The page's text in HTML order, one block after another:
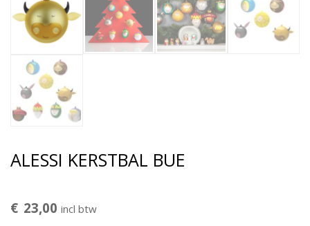
ALESSI KERSTBAL BUE
€ 23,00 incl btw